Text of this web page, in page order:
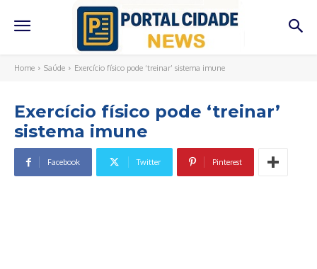
Home Saúde Exercício físico pode ‘treinar’ sistema imune
Exercício físico pode ‘treinar’
sistema imune
Facebook Twitter Pinterest